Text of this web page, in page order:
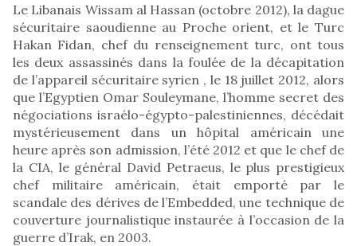
Le Libanais Wissam al Hassan (octobre 2012), la dague
sécuritaire saoudienne au Proche orient, et le Turc
Hakan Fidan, chef du renseignement turc, ont tous
les deux assassinés dans la foulée de la décapitation
de l’appareil sécuritaire syrien , le 18 juillet 2012, alors
que l’Egyptien Omar Souleymane, l’homme secret des
négociations israélo-égypto-palestiniennes, décédait
mystérieusement dans un hôpital américain une
heure après son admission, l’été 2012 et que le chef de
la CIA, le général David Petraeus, le plus prestigieux
chef militaire américain, était emporté par le
scandale des dérives de l’Embedded, une technique de
couverture journalistique instaurée à l’occasion de la
guerre d’Irak, en 2003.